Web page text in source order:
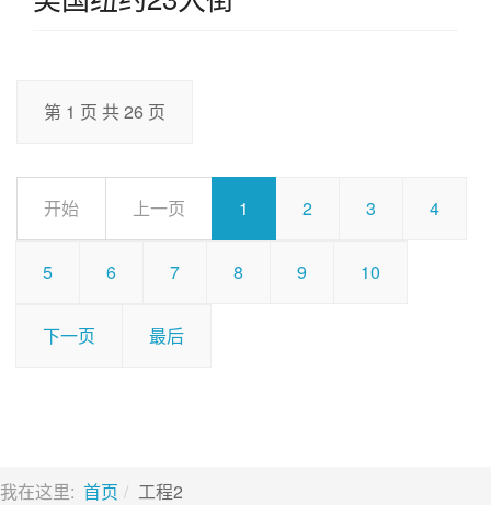
第 1 页 共 26 页
开始 上一页 1 2 3 4
5 6 7 8 9 10
下一页 最后
我在这里: 首页 工程2